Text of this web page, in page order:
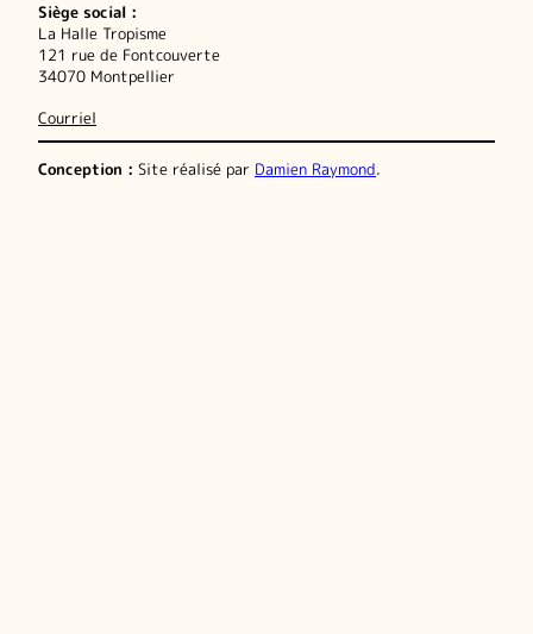
Siège social :
La Halle Tropisme
121 rue de Fontcouverte
34070 Montpellier
Courriel
Conception : Site réalisé par Damien Raymond.